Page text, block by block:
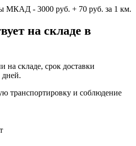
МКАД - 3000 руб. + 70 руб. за 1 км.
на складе в
на складе, срок доставки
дней.
транспортировку и соблюдение